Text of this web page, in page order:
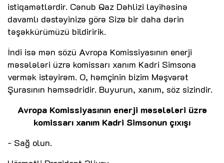
istiqamətlərdir. Cənub Qaz Dəhlizi layihəsinə
davamlı dəstəyinizə görə Sizə bir daha dərin
təşəkkürümüzü bildiririk.
İndi isə mən sözü Avropa Komissiyasının enerji
məsələləri üzrə komissarı xanım Kadri Simsona
vermək istəyirəm. O, həmçinin bizim Məşvərət
Şurasının həmsədridir. Buyurun, xanım, söz sizindir.
Avropa Komissiyasının enerji məsələləri üzrə
komissarı xanım Kadri Simsonun çıxışı
- Sağ olun.